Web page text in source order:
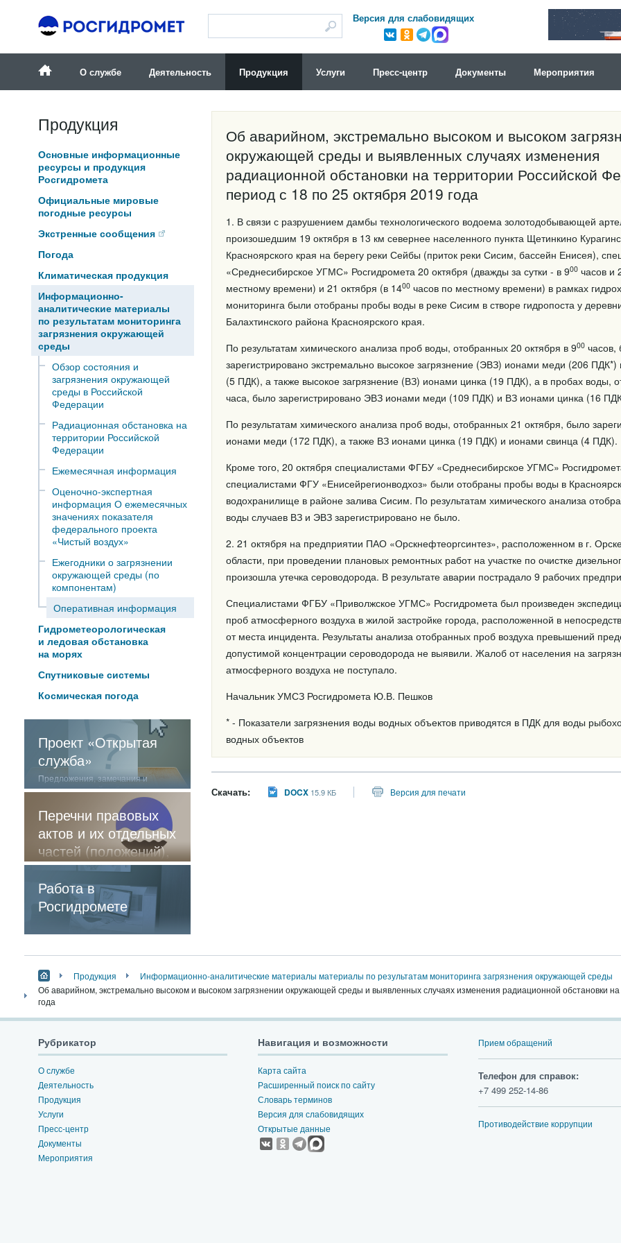
Версия для слабовидящих
О службе Деятельность Продукция Услуги Пресс-центр Документы Мероприятия
Продукция
Основные информационные
ресурсы и продукция
Росгидромета
Официальные мировые
погодные ресурсы
Экстренные сообщения
Погода
Климатическая продукция
Информационно-
аналитические материалы
по результатам мониторинга
загрязнения окружающей
среды
Обзор состояния и
загрязнения окружающей
среды в Российской
Федерации
Радиационная обстановка на
территории Российской
Федерации
Ежемесячная информация
Оценочно-экспертная
информация О ежемесячных
значениях показателя
федерального проекта
«Чистый воздух»
Ежегодники о загрязнении
окружающей среды (по
компонентам)
Оперативная информация
Гидрометеорологическая
и ледовая обстановка
на морях
Спутниковые системы
Космическая погода
Проект «Открытая
служба»
Предложения, замечания и
отзывы о нашей работе
Перечни правовых
актов и их отдельных
частей (положений),
содержащие
обязательные
требования
Работа в
Росгидромете
Об аварийном, экстремально высоком и высоком
окружающей среды и выявленных случаях изменения
радиационной обстановки на территории Российской
период с 18 по 25 октября 2019 года
1. В связи с разрушением дамбы технологического водоема золотодобывающей
произошедшим 19 октября в 13 км севернее населенного пункта Щетинкино
Красноярского края на берегу реки Сейбы (приток реки Сисим, бассейн Енисея),
«Среднесибирское УГМС» Росгидромета 20 октября (дважды за сутки - в 900часов и
местному времени) и 21 октября (в 1400часов по местному времени) в рамках
мониторинга были отобраны пробы воды в реке Сисим в створе гидропоста у
Балахтинского района Красноярского края.
По результатам химического анализа проб воды, отобранных 20 октября в 900часов,
зарегистрировано экстремально высокое загрязнение (ЭВЗ) ионами меди (206
(5 ПДК), а также высокое загрязнение (ВЗ) ионами цинка (19 ПДК), а в пробах воды,
часа, было зарегистрировано ЭВЗ ионами меди (109 ПДК) и ВЗ ионами цинка (16
По результатам химического анализа проб воды, отобранных 21 октября, было
ионами меди (172 ПДК), а также ВЗ ионами цинка (19 ПДК) и ионами свинца (4 ПДК).
Кроме того, 20 октября специалистами ФГБУ «Среднесибирское УГМС»
специалистами ФГУ «Енисейрегионводхоз» были отобраны пробы воды в
водохранилище в районе залива Сисим. По результатам химического анализа
воды случаев ВЗ и ЭВЗ зарегистрировано не было.
2. 21 октября на предприятии ПАО «Орскнефтеоргсинтез», расположенном в г.
области, при проведении плановых ремонтных работ на участке по очистке
произошла утечка сероводорода. В результате аварии пострадало 9 рабочих
Специалистами ФГБУ «Приволжское УГМС» Росгидромета был произведен
проб атмосферного воздуха в жилой застройке города, расположенной в
от места инцидента. Результаты анализа отобранных проб воздуха превышений
допустимой концентрации сероводорода не выявили. Жалоб от населения на
атмосферного воздуха не поступало.
Начальник УМСЗ Росгидромета Ю.В. Пешков
* - Показатели загрязнения воды водных объектов приводятся в ПДК для воды
водных объектов
Скачать: DOCX15.9 КБ Версия для печати
Продукция Информационно-аналитические материалы материалы по результатам мониторинга загрязнения окружающей среды
Об аварийном, экстремально высоком и высоком загрязнении окружающей среды и выявленных случаях изменения радиационной обстановки
года
Рубрикатор
О службе
Деятельность
Продукция
Услуги
Пресс-центр
Документы
Мероприятия
Навигация и возможности
Карта сайта
Расширенный поиск по сайту
Словарь терминов
Версия для слабовидящих
Открытые данные
Прием обращений
Телефон для справок:
+7 499 252-14-86
Противодействие коррупции